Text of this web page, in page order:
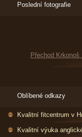
Poslední fotografie
Přechod Krkonoš
Oblíbené odkazy
Kvalitní fitcentrum v
Kvalitní výuka